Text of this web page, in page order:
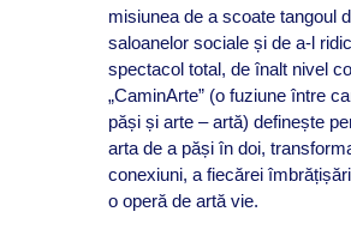
misiunea de a scoate tangoul
saloanelor sociale și de a-l
spectacol total, de înalt nivel
„CaminArte” (o fuziune între
păși și arte – artă) definește
arta de a păși în doi,
conexiuni, a fiecărei
o operă de artă vie.